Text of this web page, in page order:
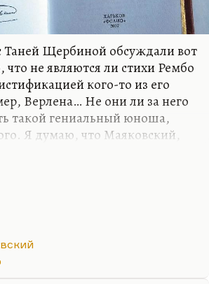
Таней Щербиной обсуждали вот
что не являются ли стихи Рембо
кого-то из его
Верлена… Не они ли за него
такой гениальный юноша,
Я думаю, что Маяковский,
тоже бросил бы писать. И
Рембо. Просто у него в руках
бы в художники (он был
и плакатист,
дизайнер). Поэтому он
от участи контрабандиста,
золотом и прочих. А так-